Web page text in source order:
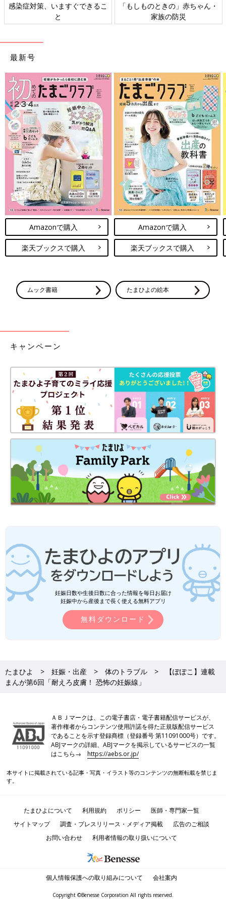
感染症対策、いますぐできるこ
と
「もしものときの」赤ちゃん・
家族の防災
最新号
Amazonで購入
楽天ブックスで購入
Amazonで購入
楽天ブックスで購入
ムック書籍 たまひよの絵本
キャンペーン
妊娠日数や生後日数に合った情報を毎日お届け
妊娠中から産後まで長く使える無料アプリ
無料ダウンロード
たまひよ 妊娠・出産 体のトラブル
【ぽぽこ】連載
まんが第6回「耐えろ皮膚！ 恐怖の妊娠線」
ＡＢＪマークは、この電子書店・電子書籍配信サービスが、
著作権者からコンテンツ使用許諾を得た正規版配信サービス
であることを示す登録商標（登録番号 第11091000号）です。
ABJマークの詳細、ABJマークを掲示しているサービスの一覧
はこちら→https://aebs.or.jp/
本サイトに掲載されている記事・写真・イラスト等のコンテンツの無断転載を禁じま
す。
たまひよについて 利用規約 ポリシー
医師・専門家一覧
サイトマップ
調査・プレスリリース・メディア掲載
広告のご相談
お問い合わせ
利用者情報の取り扱いについて
個人情報保護への取り組みについて 会社案内
Copyright ©Benesse Corporation All rights reserved.